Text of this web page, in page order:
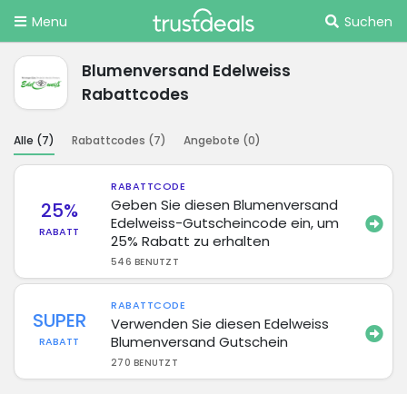
Menu Suchen
Blumenversand Edelweiss
Rabattcodes
Alle (7) Rabattcodes (7) Angebote (0)
25%
RABATT
RABATTCODE
Geben Sie diesen Blumenversand
Edelweiss-Gutscheincode ein, um
25% Rabatt zu erhalten
546 BENUTZT
SUPER
RABATT
RABATTCODE
Verwenden Sie diesen Edelweiss
Blumenversand Gutschein
270 BENUTZT